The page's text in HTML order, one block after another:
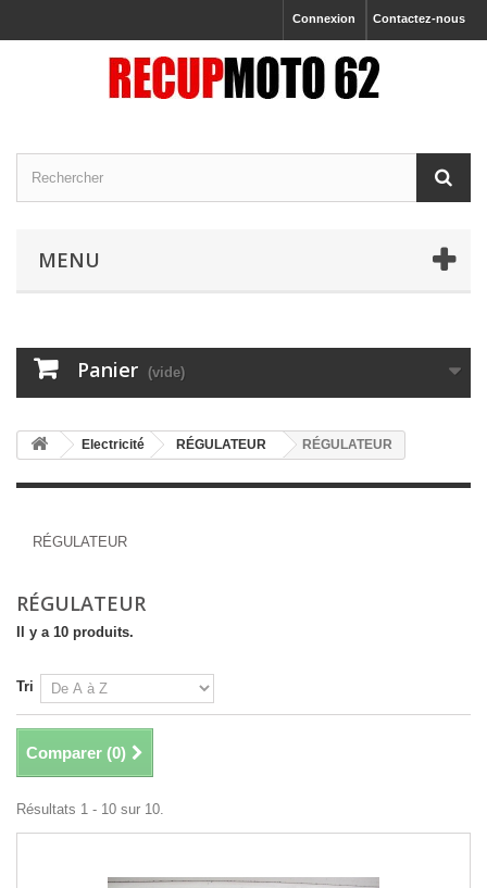
Contactez-nous
Connexion
MENU
Panier (vide)
Electricité RÉGULATEUR RÉGULATEUR
RÉGULATEUR
RÉGULATEUR
Il y a 10 produits.
Tri
Comparer (0)
Résultats 1 - 10 sur 10.